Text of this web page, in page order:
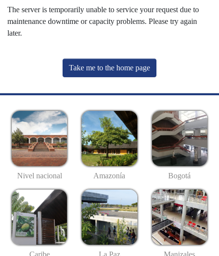
The server is temporarily unable to service your request due to
maintenance downtime or capacity problems. Please try again
later.
Take me to the home page
Nivel nacional Amazonía Bogotá